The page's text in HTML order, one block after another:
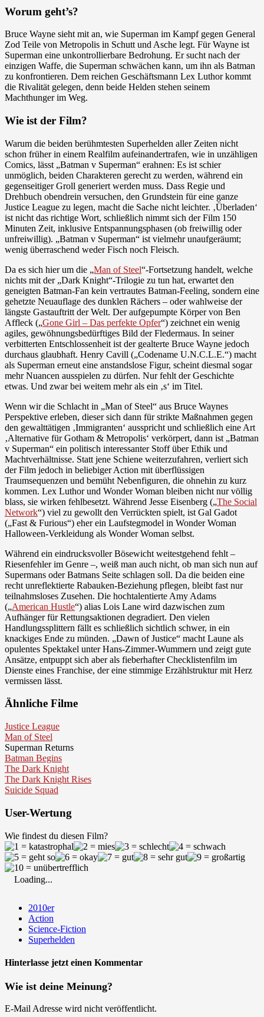
Worum geht’s?
Bruce Wayne sieht mit an, wie Superman im Kampf gegen General
Zod Teile von Metropolis in Schutt und Asche legt. Für Wayne ist
Superman eine unkontrollierbare Bedrohung. Er sucht nach der
einzigen Waffe, die Superman schwächen kann, um ihn als Batman
zu konfrontieren. Dem reichen Geschäftsmann Lex Luthor kommt
die Rivalität gelegen, denn beide Helden stehen seinem
Machthunger im Weg.
Wie ist der Film?
Warum die beiden berühmtesten Superhelden aller Zeiten nicht
schon früher in einem Realfilm aufeinandertrafen, wie in unzähligen
Comics, lässt „Batman v Superman“ erahnen: Es ist schier
unmöglich, beiden Charakteren gerecht zu werden, während ein
gegenseitiger Groll generiert werden muss. Dass Regie und
Drehbuch obendrein versuchen, den Grundstein für eine ganze
Justice League zu legen, macht die Sache nicht leichter. ‚Überladen‘
ist nicht das richtige Wort, schließlich nimmt sich der Film 150
Minuten Zeit, inklusive Entspannungsphasen (ob freiwillig oder
unfreiwillig). „Batman v Superman“ ist vielmehr unaufgeräumt;
wenig überraschend weder Fisch noch Fleisch.
Da es sich hier um die „Man of Steel“-Fortsetzung handelt, welche
nichts mit der „Dark Knight“-Trilogie zu tun hat, erwartet den
geneigten Batman-Fan kein vertrautes Batman-Feeling, sondern eine
gehetzte Neuauflage des dunklen Rächers – oder wahlweise der
längste Gastauftritt der Welt. Der aufgepumpte Körper von Ben
Affleck („Gone Girl – Das perfekte Opfer“) zeichnet ein wenig
agiles, gewöhnungsbedürftiges Bild der Fledermaus. In seiner
verbitterten Entschlossenheit ist der gealterte Bruce Wayne jedoch
durchaus glaubhaft. Henry Cavill („Codename U.N.C.L.E.“) macht
als Superman erneut eine anstandslose Figur, scheint diesmal sogar
mehr Nuancen ausspielen zu dürfen. Nur fehlt der Geschichte
etwas. Und zwar bei weitem mehr als ein ‚s‘ im Titel.
Wenn wir die Schlacht in „Man of Steel“ aus Bruce Waynes
Perspektive erleben, dieser sich dann für strikte Maßnahmen gegen
den gewalttätigen ‚Immigranten‘ ausspricht und schließlich eine Art
‚Alternative für Gotham & Metropolis‘ verkörpert, dann ist „Batman
v Superman“ ein politisch interessanter Stoff über Ethik und
Machtverhältnisse. Statt jene Schiene weiterzufahren, verliert sich
der Film jedoch in beliebiger Action mit überflüssigen
Traumsequenzen und bemüht Nebenfiguren, die ohnehin zu kurz
kommen. Lex Luthor und Wonder Woman bleiben nicht nur völlig
blass, sie wirken fehlbesetzt. Während Jesse Eisenberg („The Social
Network“) viel zu gewollt den Verrückten spielt, ist Gal Gadot
(„Fast & Furious“) eher ein Laufstegmodel in Wonder Woman
Halloween-Verkleidung als Wonder Woman selbst.
Während ein eindrucksvoller Bösewicht weitestgehend fehlt –
Riesenfehler im Genre –, weiß man auch nicht, ob man sich nun auf
Supermans oder Batmans Seite schlagen soll. Da die beiden eine
recht unreflektierte Rabauken-Beziehung pflegen, bleibt fast nur
teilnahmsloses Zusehen. Die hochtalentierte Amy Adams
(„American Hustle“) alias Lois Lane wird dazwischen zum
Aufhänger für Rettungsaktionen degradiert. Den vielen
Handlungssplittern fällt es schließlich sichtlich schwer, in ein
knackiges Ende zu münden. „Dawn of Justice“ macht Laune als
opulentes Spektakel unter Hans-Zimmer-Wummern und zeigt gute
Ansätze, entpuppt sich aber als fieberhafter Checklistenfilm im
Dienste eines Franchise, der eine stimmige Erzählstruktur mit Herz
vermissen lässt.
Ähnliche Filme
Justice League
Man of Steel
Superman Returns
Batman Begins
The Dark Knight
The Dark Knight Rises
Suicide Squad
User-Wertung
Wie findest du diesen Film?
Loading...
2010er
Action
Science-Fiction
Superhelden
Hinterlasse jetzt einen Kommentar
Wie ist deine Meinung?
E-Mail Adresse wird nicht veröffentlicht.